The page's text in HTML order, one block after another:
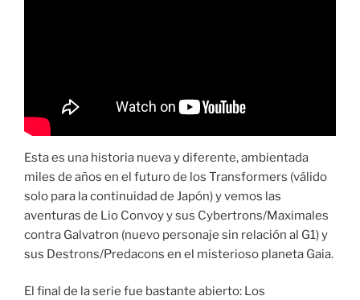
Esta es una historia nueva y diferente, ambientada
miles de años en el futuro de los Transformers (válido
solo para la continuidad de Japón) y vemos las
aventuras de Lio Convoy y sus Cybertrons/Maximales
contra Galvatron (nuevo personaje sin relación al G1) y
sus Destrons/Predacons en el misterioso planeta Gaia.
El final de la serie fue bastante abierto: Los